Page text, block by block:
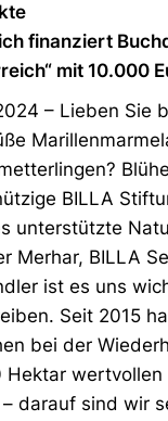
finanziert
mit 10.000
– Lieben Sie
BILLA
unterstützte
Merhar, BILLA
ist es uns
Seit 2015
bei der
Hektar
darauf sind wir